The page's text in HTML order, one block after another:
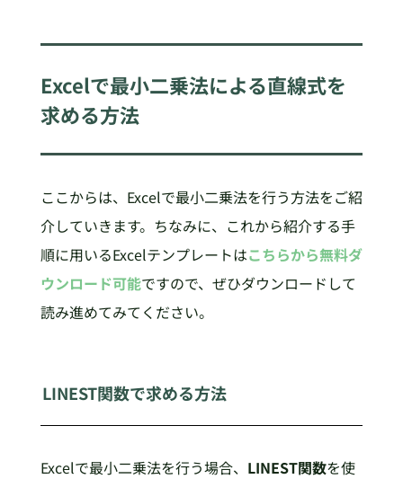
Excelで最小二乗法による直線式を
求める方法
ここからは、Excelで最小二乗法を行う方法をご紹
介していきます。ちなみに、これから紹介する手
順に用いるExcelテンプレートはこちらから無料ダ
ウンロード可能ですので、ぜひダウンロードして
読み進めてみてください。
LINEST関数で求める方法
Excelで最小二乗法を行う場合、 LINEST関数を使